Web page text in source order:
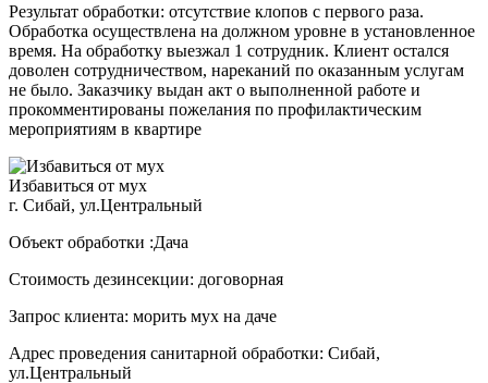
Результат обработки: отсутствие клопов с первого раза.
Обработка осуществлена на должном уровне в установленное
время. На обработку выезжал 1 сотрудник. Клиент остался
доволен сотрудничеством, нареканий по оказанным услугам
не было. Заказчику выдан акт о выполненной работе и
прокомментированы пожелания по профилактическим
мероприятиям в квартире
Избавиться от мух
г. Сибай, ул.Центральный
Объект обработки :Дача
Стоимость дезинсекции: договорная
Запрос клиента: морить мух на даче
Адрес проведения санитарной обработки: Сибай,
ул.Центральный